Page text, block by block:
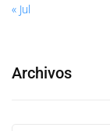
« Jul
Archivos